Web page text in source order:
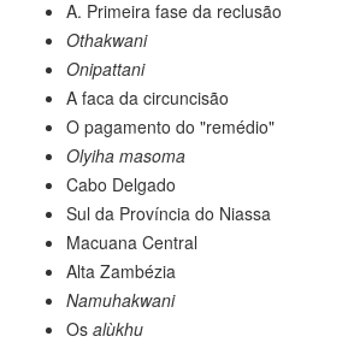
A. Primeira fase da reclusão
Othakwani
Onipattani
A faca da circuncisão
O pagamento do "remédio"
Olyiha masoma
Cabo Delgado
Sul da Província do Niassa
Macuana Central
Alta Zambézia
Namuhakwani
Os alùkhu